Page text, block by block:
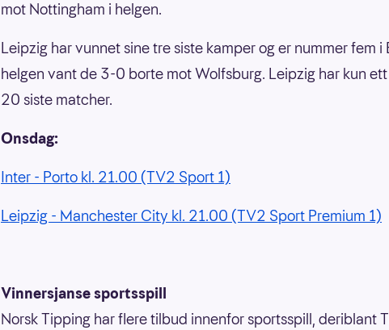
mot Nottingham i helgen.
Leipzig har vunnet sine tre siste kamper og er nummer fem i
helgen vant de 3-0 borte mot Wolfsburg. Leipzig har kun
20 siste matcher.
Onsdag:
Inter - Porto kl. 21.00 (TV2 Sport 1)
Leipzig - Manchester City kl. 21.00 (TV2 Sport Premium 1)
Vinnersjanse sportsspill
Norsk Tipping har flere tilbud innenfor sportsspill, deriblant